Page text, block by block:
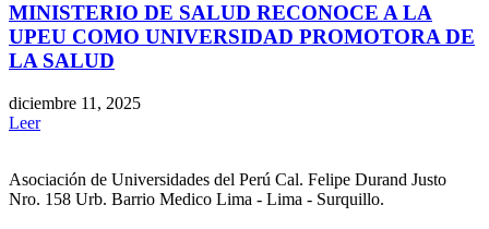
MINISTERIO DE SALUD RECONOCE A LA
UPEU COMO UNIVERSIDAD PROMOTORA DE
LA SALUD
diciembre 11, 2025
Leer
Asociación de Universidades del Perú Cal. Felipe Durand Justo
Nro. 158 Urb. Barrio Medico Lima - Lima - Surquillo.